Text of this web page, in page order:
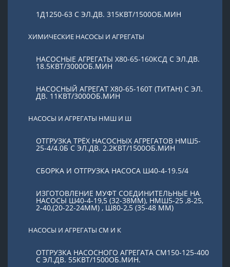
1Д1250-63 С ЭЛ.ДВ. 315КВТ/1500ОБ.МИН
ХИМИЧЕСКИЕ НАСОСЫ И АГРЕГАТЫ
НАСОСНЫЕ АГРЕГАТЫ Х80-65-160КСД С ЭЛ.ДВ.
18.5КВТ/3000ОБ.МИН
НАСОСНЫЙ АГРЕГАТ Х80-65-160Т (ТИТАН) С ЭЛ.
ДВ. 11КВТ/3000ОБ.МИН
НАСОСЫ И АГРЕГАТЫ НМШ И Ш
ОТГРУЗКА ТРЁХ НАСОСНЫХ АГРЕГАТОВ НМШ5-
25-4/4.0Б С ЭЛ.ДВ. 2.2КВТ/1500ОБ.МИН
СБОРКА И ОТГРУЗКА НАСОСА Ш40-4-19.5/4
ИЗГОТОВЛЕНИЕ МУФТ СОЕДИНИТЕЛЬНЫЕ НА
НАСОСЫ Ш40-4-19,5 (32-38ММ), НМШ5-25 ,8-25,
2-40,(20-22-24ММ) , Ш80-2,5 (35-48 ММ)
НАСОСЫ И АГРЕГАТЫ СМ И К
ОТГРУЗКА НАСОСНОГО АГРЕГАТА СМ150-125-400
С ЭЛ.ДВ. 55КВТ/1500ОБ.МИН.